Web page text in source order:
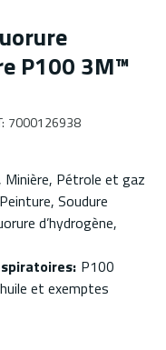
P100 3M™
: 7000126938
Pétrole et gaz
Soudure
d’hydrogène,
: P100
et exemptes